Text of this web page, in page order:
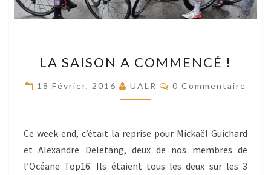
SAISON
A
COMMENCÉ
LA SAISON A COMMENCÉ !
18 Février, 2016 UALR Commentaires
0 Commentaire
Ce week-end, c’était la reprise pour Mickaël Guichard
et Alexandre Deletang, deux de nos membres de
l’Océane Top16. Ils étaient tous les deux sur les 3